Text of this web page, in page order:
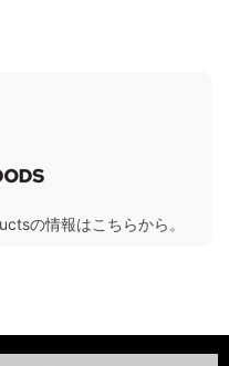
の情報はこちらから。